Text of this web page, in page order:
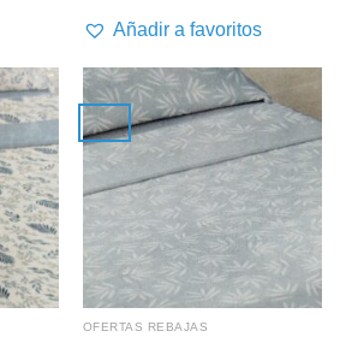
Añadir a favoritos
OFERTAS REBAJAS